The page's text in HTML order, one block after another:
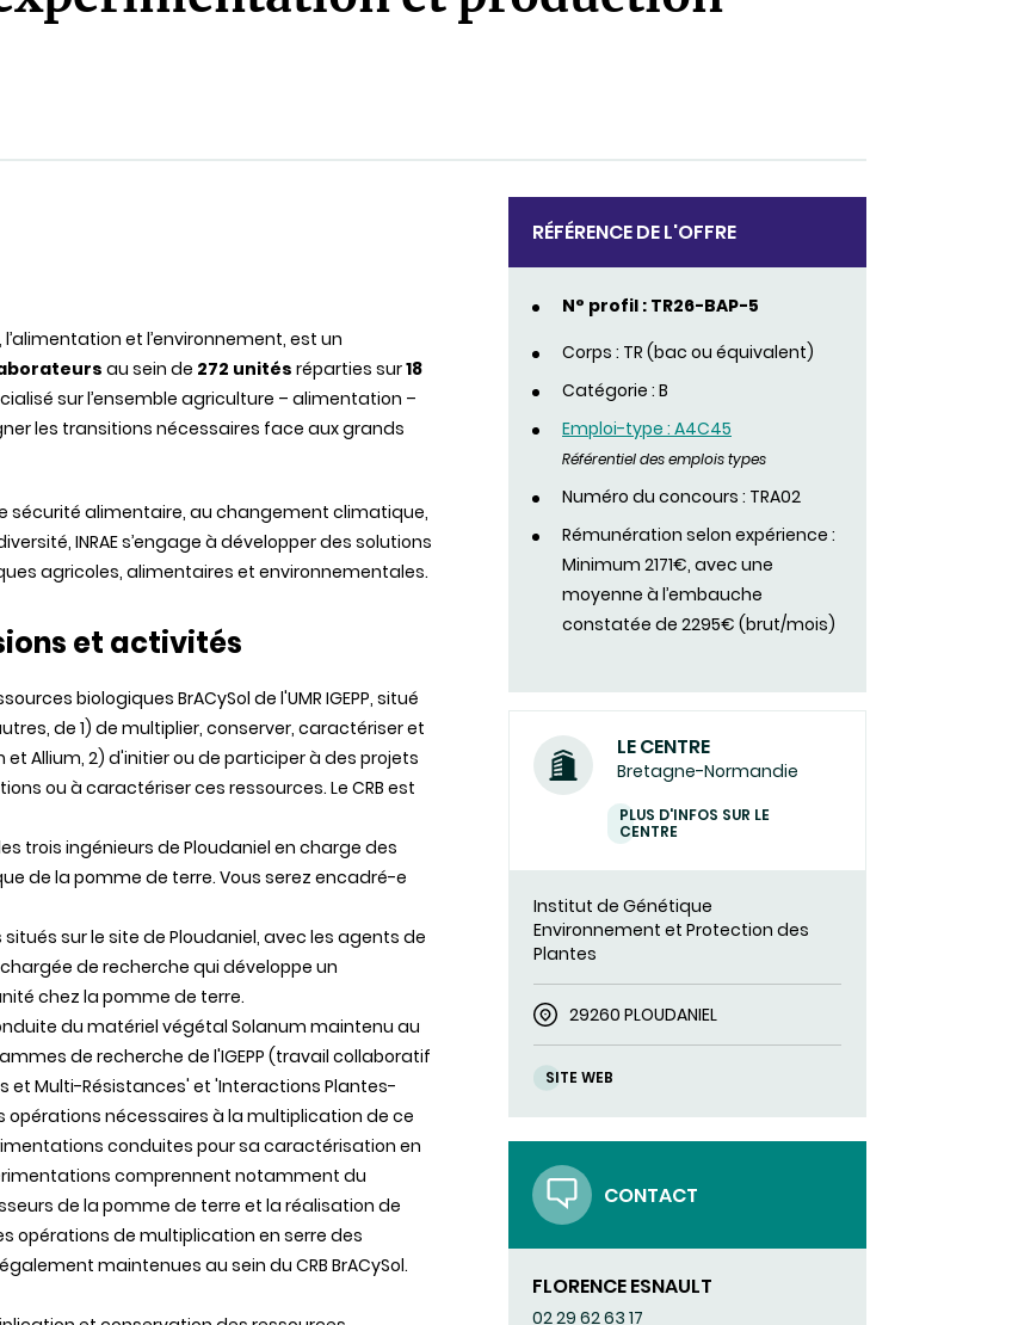
et l’environnement, est un
au sein de 272 unités réparties sur18
sur l’ensemble agriculture – alimentation –
les transitions nécessaires face aux grands
sécurité alimentaire, au changement climatique,
INRAE s’engage à développer des solutions
agricoles, alimentaires et environnementales.
et activités
biologiques BrACySol de l'UMR IGEPP, situé
de 1) de multiplier, conserver, caractériser et
Allium, 2) d'initier ou de participer à des projets
ou à caractériser ces ressources. Le CRB est
trois ingénieurs de Ploudaniel en charge des
de la pomme de terre. Vous serez encadré-e
sur le site de Ploudaniel, avec les agents de
chargée de recherche qui développe un
chez la pomme de terre.
du matériel végétal Solanum maintenu au
de recherche de l'IGEPP (travail collaboratif
et Multi-Résistances' et 'Interactions Plantes-
opérations nécessaires à la multiplication de ce
conduites pour sa caractérisation en
comprennent notamment du
de la pomme de terre et la réalisation de
opérations de multiplication en serre des
maintenues au sein du CRB BrACySol.
RÉFÉRENCE DE L'OFFRE
N° profil : TR26-BAP-5
Corps : TR (bac ou équivalent)
Catégorie : B
Emploi-type : A4C45
Référentiel des emplois types
Numéro du concours : TRA02
Rémunération selon expérience :
Minimum 2171€, avec une
moyenne à l’embauche
constatée de 2295€ (brut/mois)
LE CENTRE
Bretagne-Normandie
PLUS D'INFOS SUR LE
CENTRE
Institut de Génétique
Environnement et Protection des
Plantes
29260 PLOUDANIEL
SITE WEB
CONTACT
FLORENCE ESNAULT
02 29 62 63 17